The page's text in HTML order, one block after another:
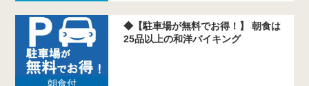
朝食付
◆【駐車場が無料でお得！】 朝食は
25品以上の和洋バイキング